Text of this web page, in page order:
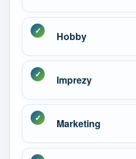
Hobby
Imprezy
Marketing